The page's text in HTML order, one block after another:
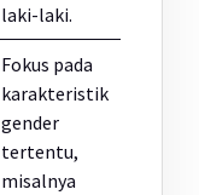
laki-laki.
Fokus pada
karakteristik
gender
tertentu,
misalnya